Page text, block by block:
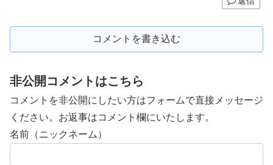
コメントを書き込む
非公開コメントはこちら
コメントを非公開にしたい方はフォームで直接メッセージ
ください。お返事はコメント欄にいたします。
名前（ニックネーム）